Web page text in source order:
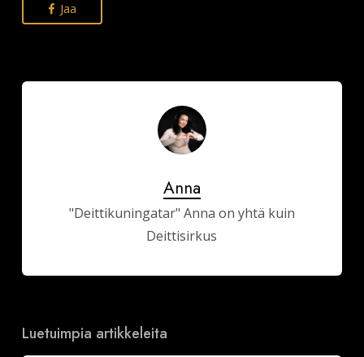
Jaa
Anna
"Deittikuningatar" Anna on yhtä kuin
Deittisirkus
Luetuimpia artikkeleita